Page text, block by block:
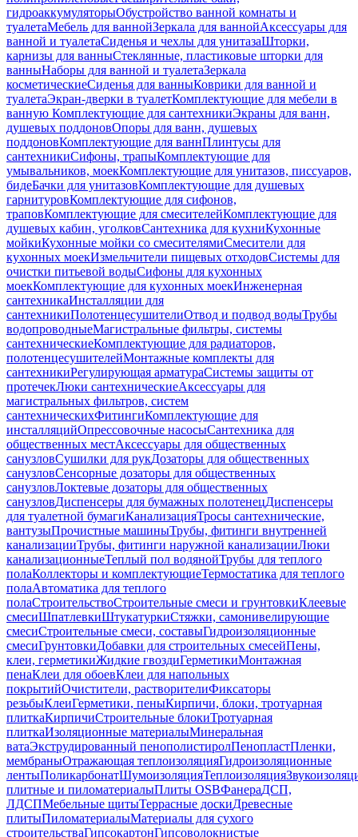
гидроаккумуляторыОбустройство ванной комнаты и
туалетаМебель для ваннойЗеркала для ваннойАксессуары для
ванной и туалетаСиденья и чехлы для унитазаШторки,
карнизы для ванныСтеклянные, пластиковые шторки для
ванныНаборы для ванной и туалетаЗеркала
косметическиеСиденья для ванныКоврики для ванной и
туалетаЭкран-дверки в туалетКомплектующие для мебели в
ванную Комплектующие для сантехникиЭкраны для ванн,
душевых поддоновОпоры для ванн, душевых
поддоновКомплектующие для ваннПлинтусы для
сантехникиСифоны, трапыКомплектующие для
умывальников, моекКомплектующие для унитазов, писсуаров,
бидеБачки для унитазовКомплектующие для душевых
гарнитуровКомплектующие для сифонов,
траповКомплектующие для смесителейКомплектующие для
душевых кабин, уголковСантехника для кухниКухонные
мойкиКухонные мойки со смесителямиСмесители для
кухонных моекИзмельчители пищевых отходовСистемы для
очистки питьевой водыСифоны для кухонных
моекКомплектующие для кухонных моекИнженерная
сантехникаИнсталляции для
сантехникиПолотенцесушителиОтвод и подвод водыТрубы
водопроводныеМагистральные фильтры, системы
сантехническиеКомплектующие для радиаторов,
полотенцесушителейМонтажные комплекты для
сантехникиРегулирующая арматураСистемы защиты от
протечекЛюки сантехническиеАксессуары для
магистральных фильтров, систем
сантехническихФитингиКомплектующие для
инсталляцийОпрессовочные насосыСантехника для
общественных местАксессуары для общественных
санузловСушилки для рукДозаторы для общественных
санузловСенсорные дозаторы для общественных
санузловЛоктевые дозаторы для общественных
санузловДиспенсеры для бумажных полотенецДиспенсеры
для туалетной бумагиКанализацияТросы сантехнические,
вантузыПрочистные машиныТрубы, фитинги внутренней
канализацииТрубы, фитинги наружной канализацииЛюки
канализационныеТеплый пол водянойТрубы для теплого
полаКоллекторы и комплектующиеТермостатика для теплого
полаАвтоматика для теплого
полаСтроительствоСтроительные смеси и грунтовкиКлеевые
смесиШпатлевкиШтукатуркиСтяжки, самонивелирующие
смесиСтроительные смеси, составыГидроизоляционные
смесиГрунтовкиДобавки для строительных смесейПены,
клеи, герметикиЖидкие гвоздиГерметикиМонтажная
пенаКлеи для обоевКлеи для напольных
покрытийОчистители, растворителиФиксаторы
резьбыКлеиГерметики, пеныКирпичи, блоки, тротуарная
плиткаКирпичиСтроительные блокиТротуарная
плиткаИзоляционные материалыМинеральная
ватаЭкструдированный пенополистиролПенопластПленки,
мембраныОтражающая теплоизоляцияГидроизоляционные
лентыПоликарбонатШумоизоляцияТеплоизоляция
плитные и пиломатериалыПлиты OSBФанераДСП,
ЛДСПМебельные щитыТеррасные доскиДревесные
плитыПиломатериалыМатериалы для сухого
строительстваГипсокартонГипсоволокнистые